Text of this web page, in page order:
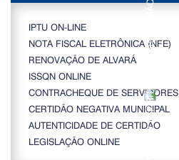
IPTU ON-LINE
NOTA FISCAL ELETRÔNICA (NFE)
RENOVAÇÃO DE ALVARÁ
ISSQN ONLINE
CONTRACHEQUE DE SERVIDORES
CERTIDÃO NEGATIVA MUNICIPAL
AUTENTICIDADE DE CERTIDÃO
LEGISLAÇÃO ONLINE